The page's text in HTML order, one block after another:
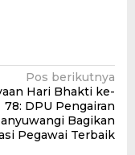
Pos berikutnya
Hari Bhakti ke-
78: DPU Pengairan
Bagikan
Pegawai Terbaik